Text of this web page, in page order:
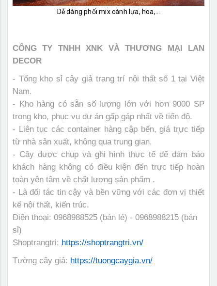
Dễ dàng phối mix cành lựa, hoa,...
CÔNG TY TNHH XNK VÀ THƯƠNG MẠI LAN
DECOR
- Tổng kho sỉ cây giả trang trí nội thất số 1 tại Việt
Nam.
- Kho hàng có sẵn số lượng lớn với hơn 9000 SP
trong kho, phục vụ dự án gấp gáp nhất về tiến độ.
- Liên tục các container hàng cập bến, giá trực tiếp
từ nhà sản xuất, không qua trung gian.
- Cây được chụp và ghi hình thực tế để đảm bảo
khách hàng không có điều kiện đến trực tiếp hoàn
toàn yên tâm về chất lượng sản phẩm .
- Là đối tác tin cậy và bền vững với các đơn vị thiết
kế nội thất, kiến trúc.
Điện thoại: 0968988525 (bán lẻ) - 0968988215 (bán
sỉ)
Shoptrangtri: https://shoptrangtri.vn/
Tường cây giả: https://tuongcaygia.vn/